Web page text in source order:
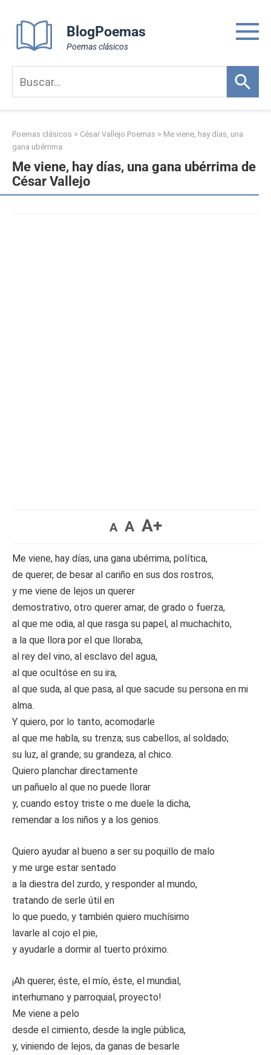
content
BlogPoemas
Poemas clásicos
Poemas clásicos > César Vallejo Poemas > Me viene, hay días, una
gana ubérrima
Me viene, hay días, una gana ubérrima de
César Vallejo
A A A+
Me viene, hay días, una gana ubérrima, política,
de querer, de besar al cariño en sus dos rostros,
y me viene de lejos un querer
demostrativo, otro querer amar, de grado o fuerza,
al que me odia, al que rasga su papel, al muchachito,
a la que llora por el que lloraba,
al rey del vino, al esclavo del agua,
al que ocultóse en su ira,
al que suda, al que pasa, al que sacude su persona en mi
alma.
Y quiero, por lo tanto, acomodarle
al que me habla, su trenza; sus cabellos, al soldado;
su luz, al grande; su grandeza, al chico.
Quiero planchar directamente
un pañuelo al que no puede llorar
y, cuando estoy triste o me duele la dicha,
remendar a los niños y a los genios.
Quiero ayudar al bueno a ser su poquillo de malo
y me urge estar sentado
a la diestra del zurdo, y responder al mundo,
tratando de serle útil en
lo que puedo, y también quiero muchísimo
lavarle al cojo el pie,
y ayudarle a dormir al tuerto próximo.
¡Ah querer, éste, el mío, éste, el mundial,
interhumano y parroquial, proyecto!
Me viene a pelo
desde el cimiento, desde la ingle pública,
y, viniendo de lejos, da ganas de besarle